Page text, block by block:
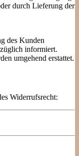
durch Lieferung der
des Kunden
informiert.
umgehend erstattet.
Widerrufsrecht: